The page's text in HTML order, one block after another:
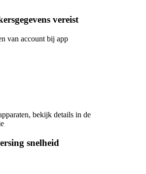
vereist
van account bij app
bekijk details in de
snelheid